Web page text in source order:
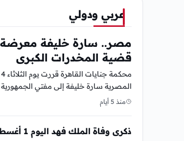
عربي ودولي
مصر.. سارة خليفة معرضة
قضية المخدرات الكبرى
المصرية سارة خليفة إلى مفتي الجمهورية
منذ 5 أيام
ذكرى وفاة الملك فهد اليوم 1 أغسطس